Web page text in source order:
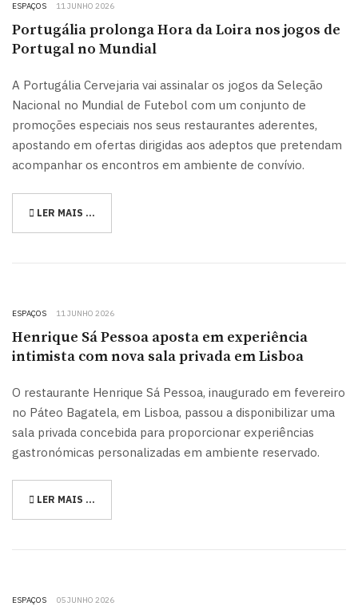
ESPAÇOS 11 JUNHO 2026
Portugália prolonga Hora da Loira nos jogos de
Portugal no Mundial
A Portugália Cervejaria vai assinalar os jogos da Seleção
Nacional no Mundial de Futebol com um conjunto de
promoções especiais nos seus restaurantes aderentes,
apostando em ofertas dirigidas aos adeptos que pretendam
acompanhar os encontros em ambiente de convívio.
LER MAIS …
ESPAÇOS 11 JUNHO 2026
Henrique Sá Pessoa aposta em experiência
intimista com nova sala privada em Lisboa
O restaurante Henrique Sá Pessoa, inaugurado em fevereiro
no Páteo Bagatela, em Lisboa, passou a disponibilizar uma
sala privada concebida para proporcionar experiências
gastronómicas personalizadas em ambiente reservado.
LER MAIS …
ESPAÇOS 05 JUNHO 2026